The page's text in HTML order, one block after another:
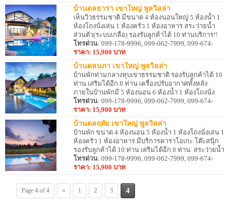
บ้านดลธารา เขาใหญ่ พูลวิลล่า
เห็นวิวธรรมชาติ มีขนาด 4 ห้องนอนใหญ่ 5 ห้องน้ำ 1
ห้องโถงนั่งเล่น 1 ห้องครัว 1 ห้องอาหาร สระว่ายน้ำ
ส่วนตัว(ระบบเกลือ) รองรับลูกค้าได้ 10 ท่านบริการ!!
คาราโอเกะ มีอุปกรณ์ครัว เตาปิ้งย่างครบ สุนัขเข้าพัก
ได้ (มีค่าบริการ)
โทรด่วน: 099-178-9996, 099-062-7999, 099-674-
8887
ราคา: 15,900 บาท
บ้านดลนภา เขาใหญ่ พูลวิลล่า
บ้านพักท่ามกลางหุบเขาธรรมชาติ รองรับลูกค้าได้ 10
ท่าน เสริมได้อีก 8 ท่าน เครื่องปรับอากาศทั้งหลัง
ภายในบ้านพักมี 5 ห้องนอน 6 ห้องน้ำ 1 ห้องโถงนั่ง
เล่น 1 ห้องครัว 1 ห้องอาหาร มีคาราโอเกะ ประกอบ
อาหารได้ อุปกรณ์ครัวครบครัน เตาปิ้งย่าง สามารถนำ
สุนัขเข้าพักได้
โทรด่วน: 099-178-9996, 099-062-7999, 099-674-
8887
ราคา: 15,900 บาท
บ้านดลฤทัย เขาใหญ่ พูลวิลล่า
บ้านพัก ขนาด 4 ห้องนอน 5 ห้องน้ำ 1 ห้องโถงนั่งเล่น 1
ห้องครัว 1 ห้องอาหาร มีบริการคาราโอเกะ โต๊ะสนุ๊ก
รองรับลูกค้าได้ 10 ท่าน เสริมได้อีก 8 ท่าน สระว่ายน้ำ
ส่วนตัว(ระบบเกลือ) มีคาราโอเเกะ + โต๊ะสนุ๊ก ประกอบ
อาหารได้ สิ่งอำนวยความสะดวกครบครัน
โทรด่วน: 099-178-9996, 099-062-7999, 099-674-
8887
ราคา: 15,900 บาท
Page 4 of 4 « 1 2 3 4